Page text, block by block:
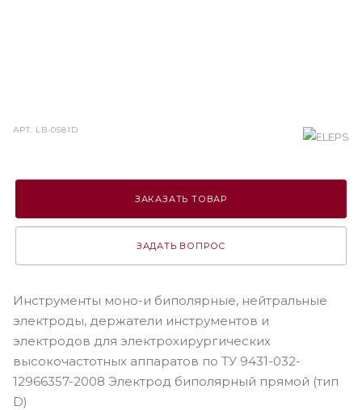
АРТ. LB-0581D
ЗАКАЗАТЬ ТОВАР
ЗАДАТЬ ВОПРОС
Инструменты моно-и биполярные, нейтральные
электроды, держатели инструментов и
электродов для электрохирургических
высокочастотных аппаратов по ТУ 9431-032-
12966357-2008 Электрод биполярный прямой (тип
D)